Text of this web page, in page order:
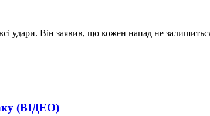
удари. Він заявив, що кожен напад не
(ВІДЕО)